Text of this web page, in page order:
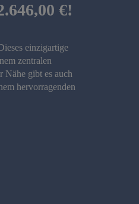
€!
einzigartige
zentralen
Nähe gibt es auch
hervorragenden